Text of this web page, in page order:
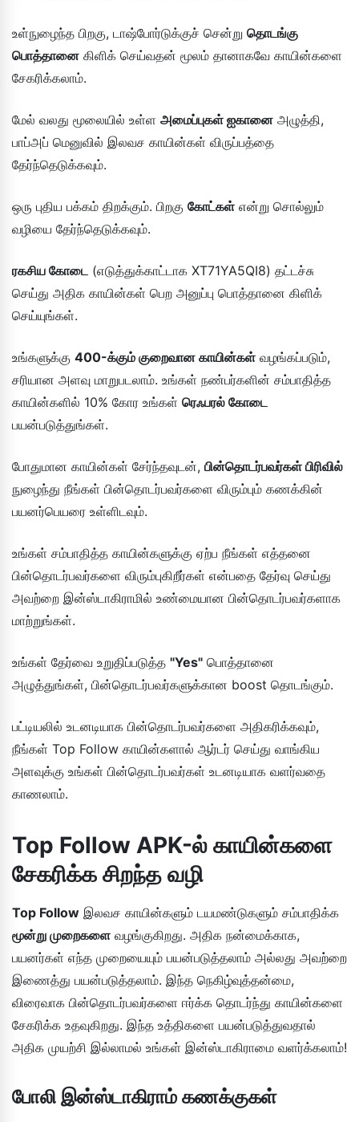
உள்நுழைந்த பிறகு, டாஷ்போர்டுக்குச் சென்று தொடங்கு
பொத்தானை கிளிக் செய்வதன் மூலம் தானாகவே காயின்களை
சேகரிக்கலாம்.
மேல் வலது மூலையில் உள்ள அமைப்புகள் ஐகானை அழுத்தி,
பாப்அப் மெனுவில் இலவச காயின்கள் விருப்பத்தை
தேர்ந்தெடுக்கவும்.
ஒரு புதிய பக்கம் திறக்கும். பிறகு கோட்கள் என்று சொல்லும்
வழியை தேர்ந்தெடுக்கவும்.
ரகசிய கோடை (எடுத்துக்காட்டாக XT71YA5QI8) தட்டச்சு
செய்து அதிக காயின்கள் பெற அனுப்பு பொத்தானை கிளிக்
செய்யுங்கள்.
உங்களுக்கு 400-க்கும் குறைவான காயின்கள் வழங்கப்படும்,
சரியான அளவு மாறுபடலாம். உங்கள் நண்பர்களின் சம்பாதித்த
காயின்களில் 10% கோர உங்கள் ரெஃபரல் கோடை
பயன்படுத்துங்கள்.
போதுமான காயின்கள் சேர்ந்தவுடன், பின்தொடர்பவர்கள் பிரிவில்
நுழைந்து நீங்கள் பின்தொடர்பவர்களை விரும்பும் கணக்கின்
பயனர்பெயரை உள்ளிடவும்.
உங்கள் சம்பாதித்த காயின்களுக்கு ஏற்ப நீங்கள் எத்தனை
பின்தொடர்பவர்களை விரும்புகிறீர்கள் என்பதை தேர்வு செய்து
அவற்றை இன்ஸ்டாகிராமில் உண்மையான பின்தொடர்பவர்களாக
மாற்றுங்கள்.
உங்கள் தேர்வை உறுதிப்படுத்த "Yes" பொத்தானை
அழுத்துங்கள், பின்தொடர்பவர்களுக்கான boost தொடங்கும்.
பட்டியலில் உடனடியாக பின்தொடர்பவர்களை அதிகரிக்கவும்,
நீங்கள் Top Follow காயின்களால் ஆர்டர் செய்து வாங்கிய
அளவுக்கு உங்கள் பின்தொடர்பவர்கள் உடனடியாக வளர்வதை
காணலாம்.
Top Follow APK-ல் காயின்களை
சேகரிக்க சிறந்த வழி
Top Follow இலவச காயின்களும் டயமண்டுகளும் சம்பாதிக்க
மூன்று முறைகளை வழங்குகிறது. அதிக நன்மைக்காக,
பயனர்கள் எந்த முறையையும் பயன்படுத்தலாம் அல்லது அவற்றை
இணைத்து பயன்படுத்தலாம். இந்த நெகிழ்வுத்தன்மை,
விரைவாக பின்தொடர்பவர்களை ஈர்க்க தொடர்ந்து காயின்களை
சேகரிக்க உதவுகிறது. இந்த உத்திகளை பயன்படுத்துவதால்
அதிக முயற்சி இல்லாமல் உங்கள் இன்ஸ்டாகிராமை வளர்க்கலாம்!
போலி இன்ஸ்டாகிராம் கணக்குகள்